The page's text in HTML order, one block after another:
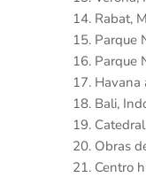
14. Rabat,
15. Parque
16. Parque
17. Havana
18. Bali,
19.
20. Obras
21. Centro